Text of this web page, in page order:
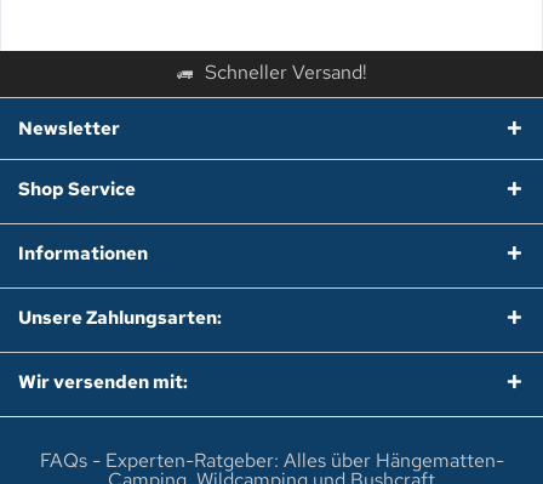
Schneller Versand!
Newsletter
Shop Service
Informationen
Unsere Zahlungsarten:
Wir versenden mit:
FAQs - Experten-Ratgeber: Alles über Hängematten-